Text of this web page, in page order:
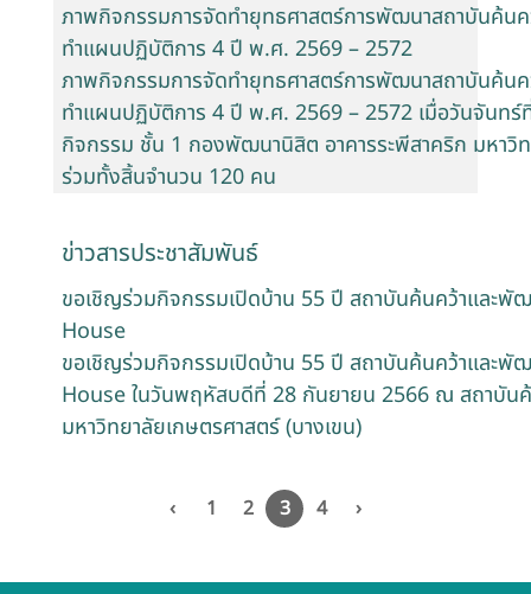
ภาพกิจกรรมการจัดทำยุทธศาสตร์การพัฒนาสถาบันค้น
ทำแผนปฏิบัติการ 4 ปี พ.ศ. 2569 – 2572
ภาพกิจกรรมการจัดทำยุทธศาสตร์การพัฒนาสถาบันค้น
ทำแผนปฏิบัติการ 4 ปี พ.ศ. 2569 – 2572 เมื่อวันจันท
กิจกรรม ชั้น 1 กองพัฒนานิสิต อาคารระพีสาคริก มหาวิ
ร่วมทั้งสิ้นจำนวน 120 คน
ข่าวสารประชาสัมพันธ์
ขอเชิญร่วมกิจกรรมเปิดบ้าน 55 ปี สถาบันค้นคว้าและ
House
ขอเชิญร่วมกิจกรรมเปิดบ้าน 55 ปี สถาบันค้นคว้าและ
House ในวันพฤหัสบดีที่ 28 กันยายน 2566 ณ สถาบัน
มหาวิทยาลัยเกษตรศาสตร์ (บางเขน)
‹ 1 2 3 4 ›